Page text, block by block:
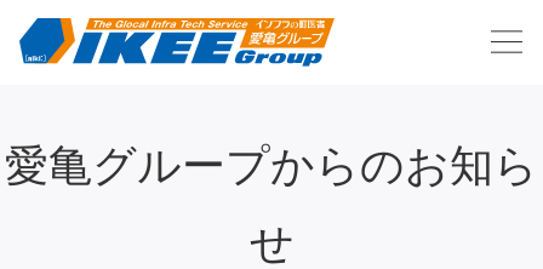
愛亀グループからのお知ら
せ